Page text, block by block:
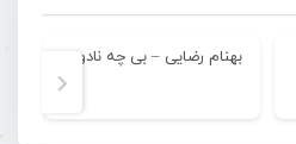
بهنام رضایی – بی چه نادونی